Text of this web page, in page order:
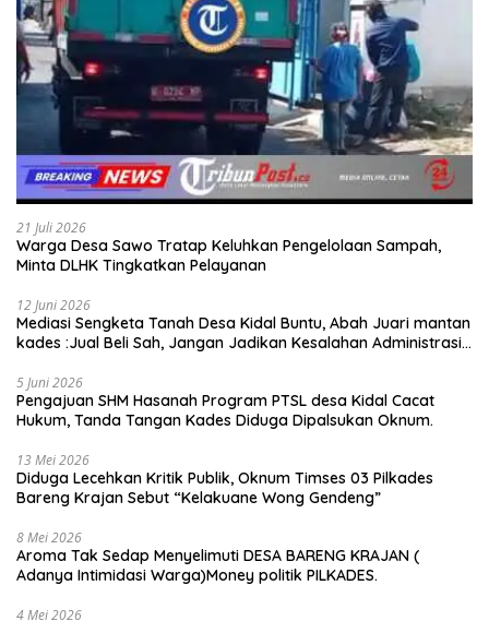
21 Juli 2026
Warga Desa Sawo Tratap Keluhkan Pengelolaan Sampah,
Minta DLHK Tingkatkan Pelayanan
12 Juni 2026
Mediasi Sengketa Tanah Desa Kidal Buntu, Abah Juari mantan
kades :Jual Beli Sah, Jangan Jadikan Kesalahan Administrasi
5 Juni 2026
Pengajuan SHM Hasanah Program PTSL desa Kidal Cacat
Hukum, Tanda Tangan Kades Diduga Dipalsukan Oknum.
13 Mei 2026
Diduga Lecehkan Kritik Publik, Oknum Timses 03 Pilkades
Bareng Krajan Sebut “Kelakuane Wong Gendeng”
8 Mei 2026
Aroma Tak Sedap Menyelimuti DESA BARENG KRAJAN (
Adanya Intimidasi Warga)Money politik PILKADES.
4 Mei 2026